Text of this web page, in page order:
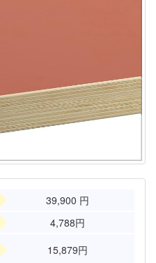
39,900 円
4,788円
15,879円